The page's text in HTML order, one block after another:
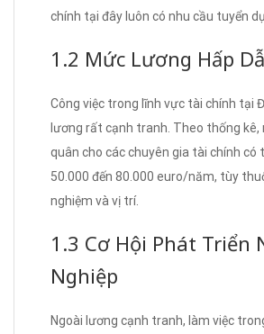
chính tại đây luôn có nhu cầu tuyển
1.2 Mức Lương Hấp
Công việc trong lĩnh vực tài chính tại
lương rất cạnh tranh. Theo thống kê,
quân cho các chuyên gia tài chính có
50.000 đến 80.000 euro/năm, tùy
nghiệm và vị trí.
1.3 Cơ Hội Phát Triển
Nghiệp
Ngoài lương cạnh tranh, làm việc